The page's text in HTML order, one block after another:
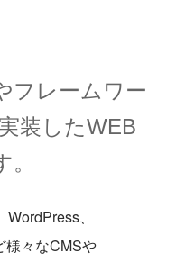
フレームワー
装したWEB
、
様々なCMSや